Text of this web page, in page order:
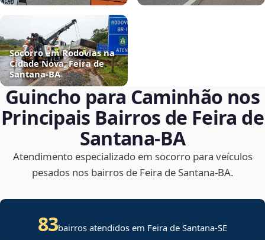
Socorro em Rodovias na
Cidade Nova, Feira de
Santana‑BA
Guincho para Caminhão nos
Principais Bairros de Feira de
Santana‑BA
Atendimento especializado em socorro para veículos
pesados nos bairros de Feira de Santana‑BA.
83bairros atendidos em Feira de Santana-SE